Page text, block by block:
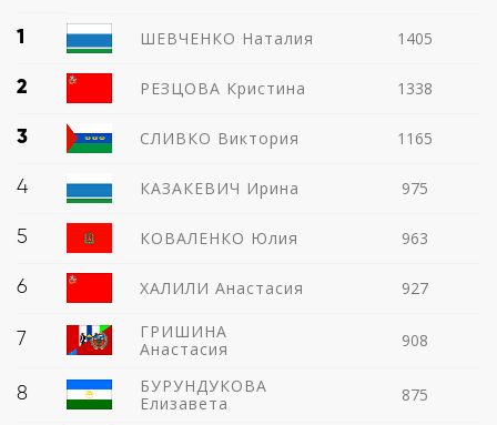
1 ШЕВЧЕНКО Наталия 1405
2 РЕЗЦОВА Кристина 1338
3 СЛИВКО Виктория 1165
4 КАЗАКЕВИЧ Ирина 975
5 КОВАЛЕНКО Юлия 963
6 ХАЛИЛИ Анастасия 927
7
ГРИШИНА
Анастасия
908
8
БУРУНДУКОВА
Елизавета
875